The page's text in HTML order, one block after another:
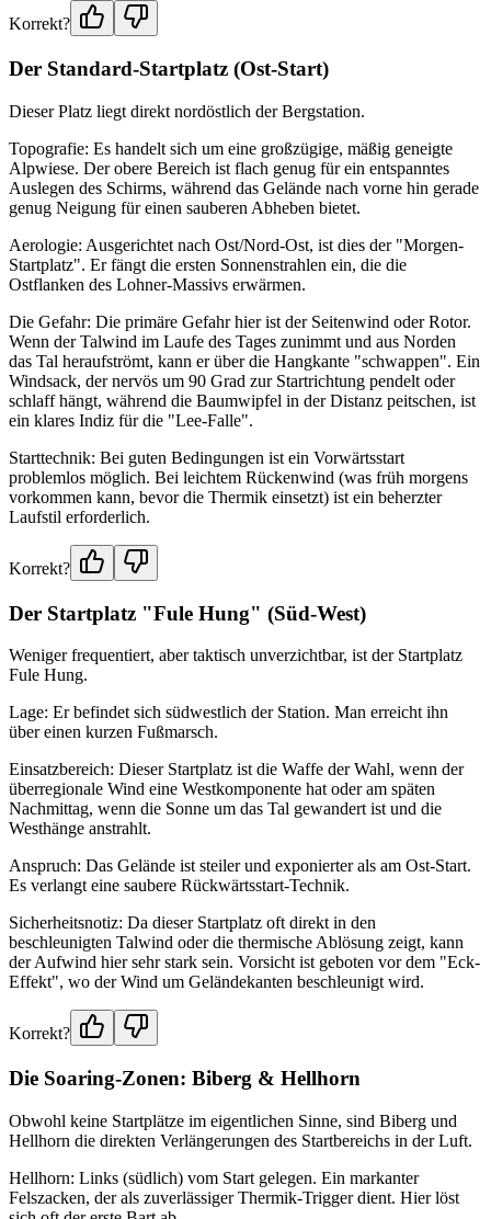
Korrekt?
Der Standard-Startplatz (Ost-Start)
Dieser Platz liegt direkt nordöstlich der Bergstation.
Topografie: Es handelt sich um eine großzügige, mäßig geneigte
Alpwiese. Der obere Bereich ist flach genug für ein entspanntes
Auslegen des Schirms, während das Gelände nach vorne hin gerade
genug Neigung für einen sauberen Abheben bietet.
Aerologie: Ausgerichtet nach Ost/Nord-Ost, ist dies der "Morgen-
Startplatz". Er fängt die ersten Sonnenstrahlen ein, die die
Ostflanken des Lohner-Massivs erwärmen.
Die Gefahr: Die primäre Gefahr hier ist der Seitenwind oder Rotor.
Wenn der Talwind im Laufe des Tages zunimmt und aus Norden
das Tal heraufströmt, kann er über die Hangkante "schwappen". Ein
Windsack, der nervös um 90 Grad zur Startrichtung pendelt oder
schlaff hängt, während die Baumwipfel in der Distanz peitschen, ist
ein klares Indiz für die "Lee-Falle".
Starttechnik: Bei guten Bedingungen ist ein Vorwärtsstart
problemlos möglich. Bei leichtem Rückenwind (was früh morgens
vorkommen kann, bevor die Thermik einsetzt) ist ein beherzter
Laufstil erforderlich.
Korrekt?
Der Startplatz "Fule Hung" (Süd-West)
Weniger frequentiert, aber taktisch unverzichtbar, ist der Startplatz
Fule Hung.
Lage: Er befindet sich südwestlich der Station. Man erreicht ihn
über einen kurzen Fußmarsch.
Einsatzbereich: Dieser Startplatz ist die Waffe der Wahl, wenn der
überregionale Wind eine Westkomponente hat oder am späten
Nachmittag, wenn die Sonne um das Tal gewandert ist und die
Westhänge anstrahlt.
Anspruch: Das Gelände ist steiler und exponierter als am Ost-Start.
Es verlangt eine saubere Rückwärtsstart-Technik.
Sicherheitsnotiz: Da dieser Startplatz oft direkt in den
beschleunigten Talwind oder die thermische Ablösung zeigt, kann
der Aufwind hier sehr stark sein. Vorsicht ist geboten vor dem "Eck-
Effekt", wo der Wind um Geländekanten beschleunigt wird.
Korrekt?
Die Soaring-Zonen: Biberg & Hellhorn
Obwohl keine Startplätze im eigentlichen Sinne, sind Biberg und
Hellhorn die direkten Verlängerungen des Startbereichs in der Luft.
Hellhorn: Links (südlich) vom Start gelegen. Ein markanter
Felszacken, der als zuverlässiger Thermik-Trigger dient. Hier löst